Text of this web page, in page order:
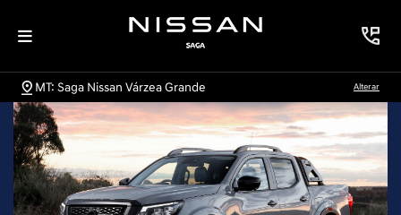
MT: Saga Nissan Várzea Grande Alterar